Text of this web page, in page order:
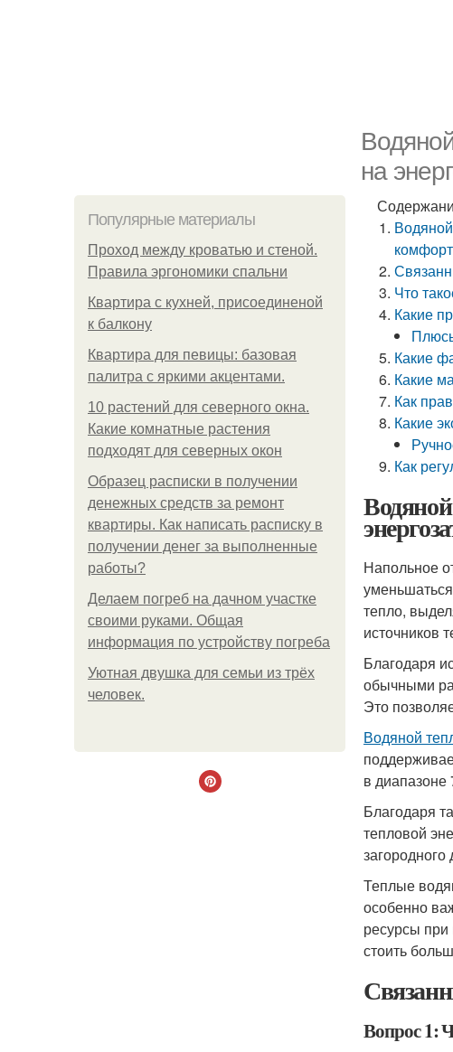
на
Популярные материалы
Проход между кроватью и стеной.
Правила эргономики спальни
Квартира с кухней, присоединеной
к балкону
Квартира для певицы: базовая
палитра с яркими акцентами.
10 растений для северного окна.
Какие комнатные растения
подходят для северных окон
Образец расписки в получении
денежных средств за ремонт
квартиры. Как написать расписку в
получении денег за выполненные
работы?
Делаем погреб на дачном участке
своими руками. Общая
информация по устройству погреба
Уютная двушка для семьи из трёх
человек.
Что
Какие
Какие
Какие
Как
Какие
Как
Напольное
тепло,
источников
Благодаря
обычными
Это
Водяной
в
Благодаря
тепловой
Теплые
особенно
ресурсы при
стоить
Вопрос 1: